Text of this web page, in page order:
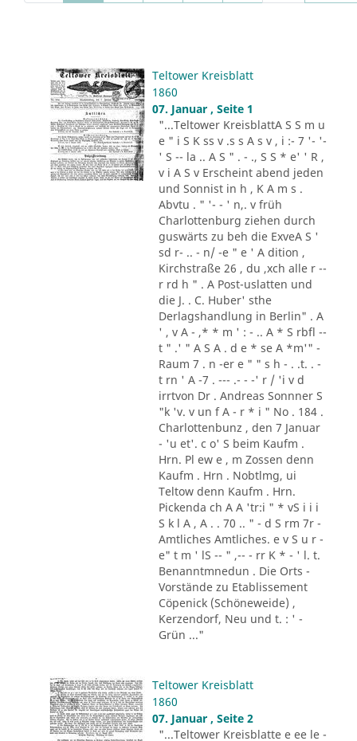
Teltower Kreisblatt
1860
07. Januar , Seite 1
"...Teltower KreisblattA S S m u
e " i S K ss v .s s A s v , i :- 7 '- '-
' S -- la .. A S " . - ., S S * e' ' R ,
v i A S v Erscheint abend jeden
und Sonnist in h , K A m s .
Abvtu . " '- - ' n,. v früh
Charlottenburg ziehen durch
guswärts zu beh die ExveA S '
sd r- .. - n/ -e " e ' A dition ,
Kirchstraße 26 , du ,xch alle r --
r rd h " . A Post-uslatten und
die J. . C. Huber' sthe
Derlagshandlung in Berlin" . A
' , v A - ,* * m ' : - .. A * S rbfl --
t " .' " A S A . d e * se A *m'" -
Raum 7 . n -er e " " s h - . .t. . -
t rn ' A -7 . --- .- - -' r / 'i v d
irrtvon Dr . Andreas Sonnner S
"k 'v. v un f A - r * i " No . 184 .
Charlottenbunz , den 7 Januar
- 'u et'. c o' S beim Kaufm .
Hrn. Pl ew e , m Zossen denn
Kaufm . Hrn . Nobtlmg, ui
Teltow denn Kaufm . Hrn.
Pickenda ch A A 'tr:i " * vS i i i
S k l A , A . . 70 .. " - d S rm 7r -
Amtliches Amtliches. e v S u r -
e" t m ' lS -- " ,-- - rr K * - ' l. t.
Benanntmnedun . Die Orts -
Vorstände zu Etablissement
Cöpenick (Schöneweide) ,
Kerzendorf, Neu und t. : ' -
Grün ..."
Teltower Kreisblatt
1860
07. Januar , Seite 2
"...Teltower Kreisblatte e ee le -